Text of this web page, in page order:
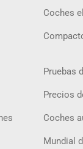
Coches
Pruebas
Precios
Coches
Mundial